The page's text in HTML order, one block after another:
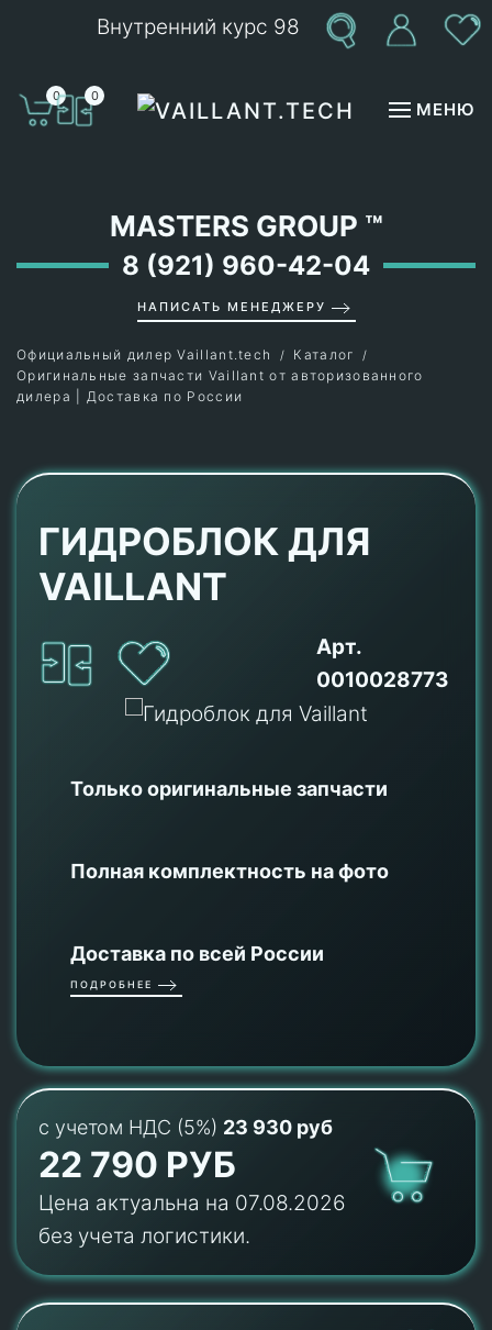
Внутренний курс 98
0 0
МЕНЮ
MASTERS GROUP ™
8 (921) 960-42-04
НАПИСАТЬ МЕНЕДЖЕРУ
Официальный дилер Vaillant.tech
Каталог
Оригинальные запчасти Vaillant от авторизованного
дилера | Доставка по России
ГИДРОБЛОК ДЛЯ
VAILLANT
Арт.
0010028773
Только оригинальные запчасти
Полная комплектность на фото
Доставка по всей России
ПОДРОБНЕЕ
с учетом НДС (5%) 23 930 руб
22 790 РУБ
Цена актуальна на 07.08.2026
без учета логистики.